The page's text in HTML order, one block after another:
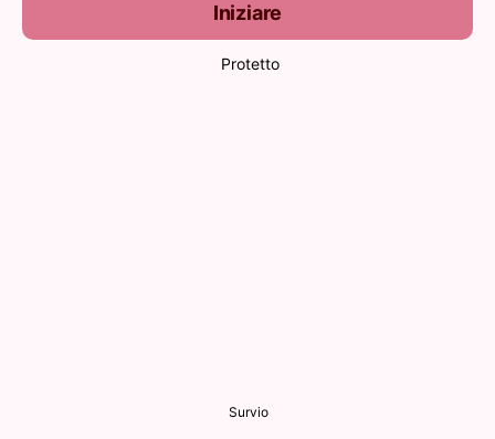
Iniziare
Protetto
Survio